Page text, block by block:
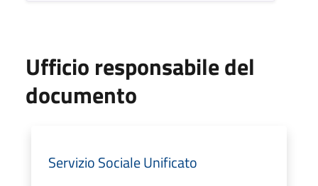
Ufficio responsabile del
documento
Servizio Sociale Unificato